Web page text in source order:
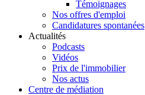
Témoignages
Nos offres d'emploi
Candidatures spontanées
Actualités
Podcasts
Vidéos
Prix de l'immobilier
Nos actus
Centre de médiation